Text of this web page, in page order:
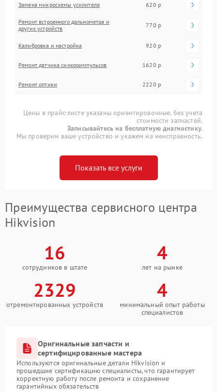
Замена микросхемы усилителя 620 р
Ремонт встроенного дальнометра и
других устройств
770 р
Калибровка и настройка 920 р
Ремонт датчика синхроимпульсов 1620 р
Ремонт оптики 2220 р
Цены в прайс-листе указаны ориентировочные, без учета
стоимости запчастей.
Записывайтесь на бесплатную диагностику.
Мы проверим ваше устройство и укажем на неисправность.
Показать все услуги
Преимущества сервисного центра
Hikvision
16
сотрудников в штате
4
лет на рынке
2329
отремонтированных устройств
4
минимальный опыт работы
специалистов
Оригинальные запчасти и
сертифицированные мастера
Используются оригинальные детали Hikvision и
прошедшие сертификацию специалисты, что гарантирует
корректную работу после ремонта и сохранение
гарантийных обязательств